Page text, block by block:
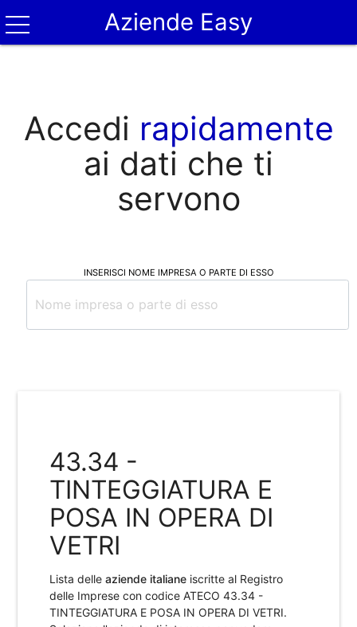
Aziende Easy
Accedi rapidamente
ai dati che ti
servono
INSERISCI NOME IMPRESA O PARTE DI ESSO
43.34 -
TINTEGGIATURA E
POSA IN OPERA DI
VETRI
Lista delleaziende italiane iscritte al Registro
delle Imprese con codice ATECO43.34 -
TINTEGGIATURA E POSA IN OPERA DI VETRI.